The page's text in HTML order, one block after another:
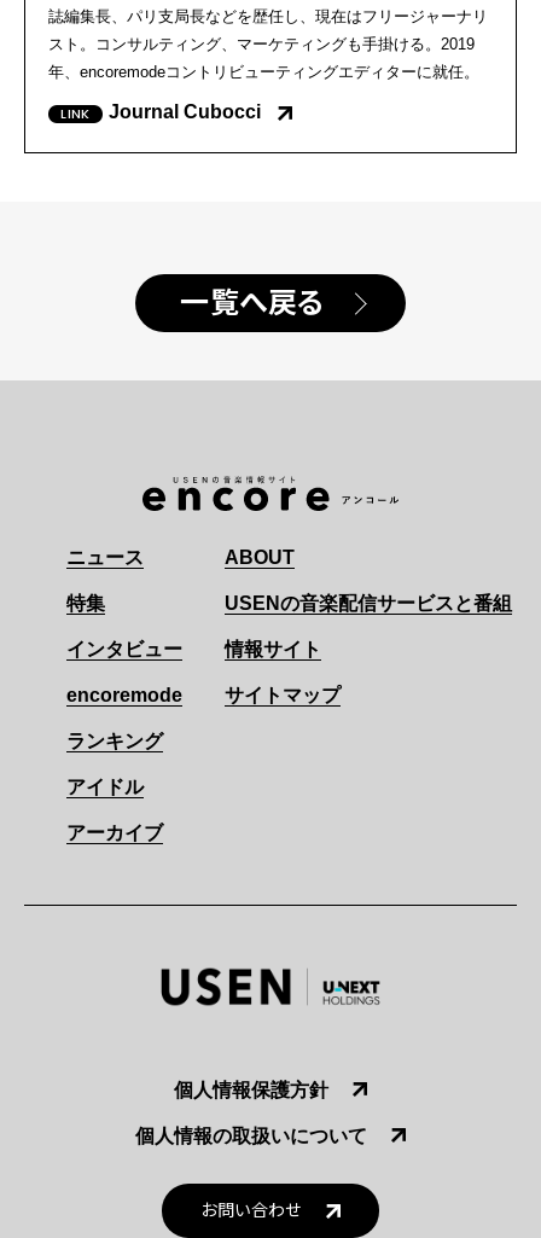
誌編集長、パリ支局長などを歴任し、現在はフリージャーナリ
スト。コンサルティング、マーケティングも手掛ける。2019
年、encoremodeコントリビューティングエディターに就任。
Journal Cubocci
一覧へ戻る
ニュース
特集
インタビュー
encoremode
ランキング
アイドル
アーカイブ
ABOUT
USENの音楽配信サービスと番組
情報サイト
サイトマップ
個人情報保護方針
個人情報の取扱いについて
お問い合わせ